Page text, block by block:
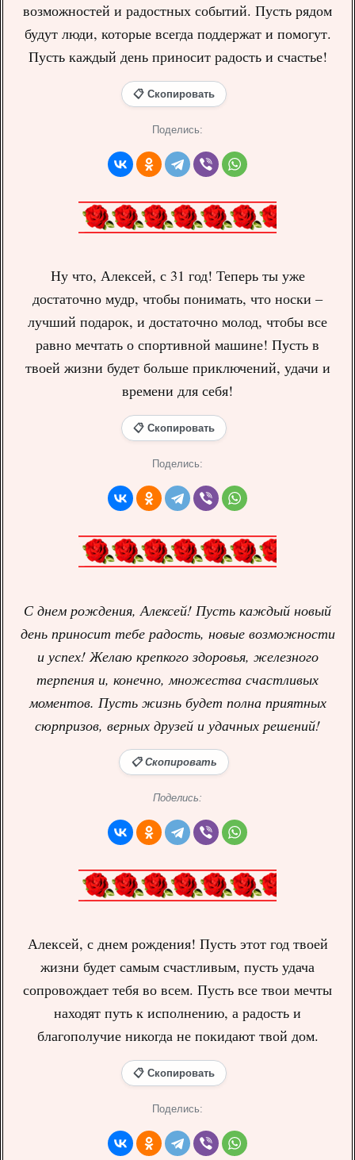
возможностей и радостных событий. Пусть рядом
будут люди, которые всегда поддержат и помогут.
Пусть каждый день приносит радость и счастье!
📋 Скопировать
Поделись:
Ну что, Алексей, с 31 год! Теперь ты уже
достаточно мудр, чтобы понимать, что носки –
лучший подарок, и достаточно молод, чтобы все
равно мечтать о спортивной машине! Пусть в
твоей жизни будет больше приключений, удачи и
времени для себя!
📋 Скопировать
Поделись:
С днем рождения, Алексей! Пусть каждый новый
день приносит тебе радость, новые возможности
и успех! Желаю крепкого здоровья, железного
терпения и, конечно, множества счастливых
моментов. Пусть жизнь будет полна приятных
сюрпризов, верных друзей и удачных решений!
📋 Скопировать
Поделись:
Алексей, с днем рождения! Пусть этот год твоей
жизни будет самым счастливым, пусть удача
сопровождает тебя во всем. Пусть все твои мечты
находят путь к исполнению, а радость и
благополучие никогда не покидают твой дом.
📋 Скопировать
Поделись: